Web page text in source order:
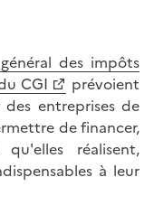
des impôts
CGI
prévoient
entreprises de
de financer,
réalisent,
à leur